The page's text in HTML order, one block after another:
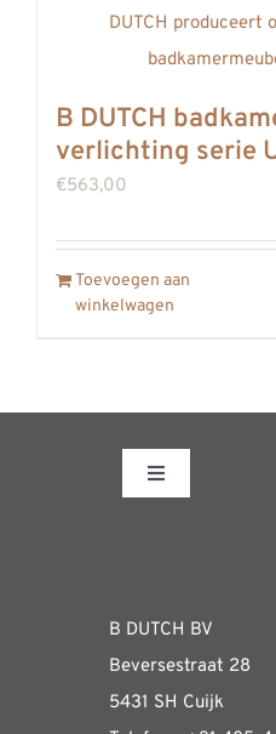
B DUTCH
verlichting serie
€563,00
Toevoegen aan
winkelwagen
Toggle
WEBSHOP
Algemene
B DUTCH BV
Beversestraat 28
5431 SH Cuijk